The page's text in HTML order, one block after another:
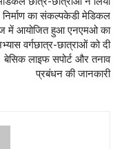
निर्माण का संकल्पकेडी मेडिकल
में आयोजित हुआ एनएमओ का
वर्गछात्र-छात्राओं को दी
बेसिक लाइफ सपोर्ट और तनाव
प्रबंधन की जानकारी